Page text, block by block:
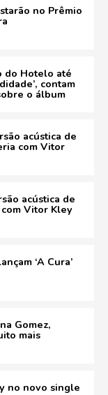
no Prêmio
do Hotelo até
contam
o álbum
acústica de
com Vitor
acústica de
com Vitor Kley
‘A Cura’
Gomez,
mais
no novo single